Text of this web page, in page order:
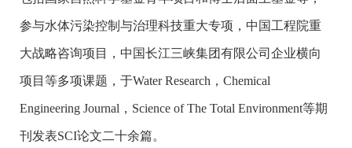
参与水体污染控制与治理科技重大专项，中国工程院重
大战略咨询项目，中国长江三峡集团有限公司企业横向
项目等多项课题，于Water Research ， Chemical
Engineering Journal ， Science of The Total Environment等期
刊发表SCI论文二十余篇。